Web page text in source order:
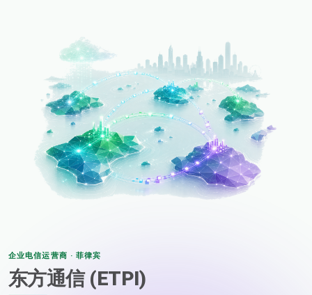
企业电信运营商 · 菲律宾
东方通信 (ETPI)